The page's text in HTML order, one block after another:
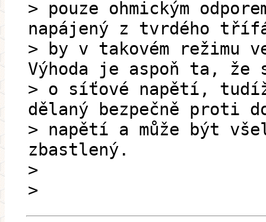
> pouze ohmickým
napájený z tvrdého
> by v takovém režimu
Výhoda je aspoň ta, že
> o síťové napětí,
dělaný bezpečně proti
> napětí a může být
zbastlený.
>
>